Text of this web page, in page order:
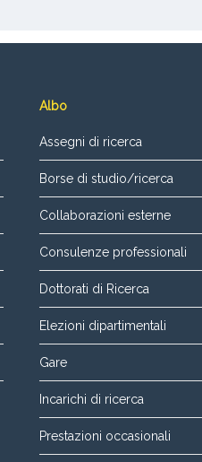
Albo
Assegni di ricerca
Borse di studio/ricerca
Collaborazioni esterne
Consulenze professionali
Dottorati di Ricerca
Elezioni dipartimentali
Gare
Incarichi di ricerca
Prestazioni occasionali